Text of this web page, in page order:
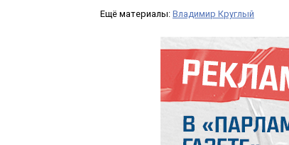
Ещё материалы: Владимир Круглый